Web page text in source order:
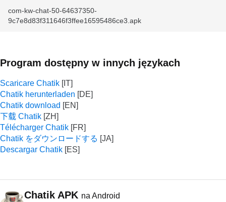
com-kw-chat-50-64637350-
9c7e8d83f311646f3ffee16595486ce3.apk
Program dostępny w innych językach
Scaricare Chatik
Chatik herunterladen
Chatik download
下载 Chatik
Télécharger Chatik
Chatik をダウンロードする
Descargar Chatik
Chatik APK na Android